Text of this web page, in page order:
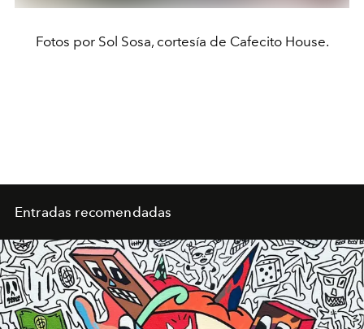
Fotos por Sol Sosa, cortesía de Cafecito House.
Entradas recomendadas